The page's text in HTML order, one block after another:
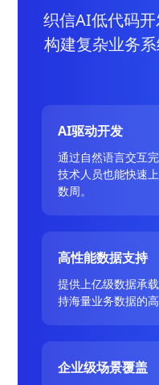
织信AI低代码
构建复杂业务
AI驱动开发
通过自然语言交互
技术人员也能快速
数周。
高性能数据支持
提供上亿级数据承
持海量业务数据的高
企业级场景覆盖